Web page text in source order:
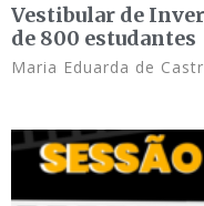
Vestibular de
de 800 estudantes
Maria Eduarda de